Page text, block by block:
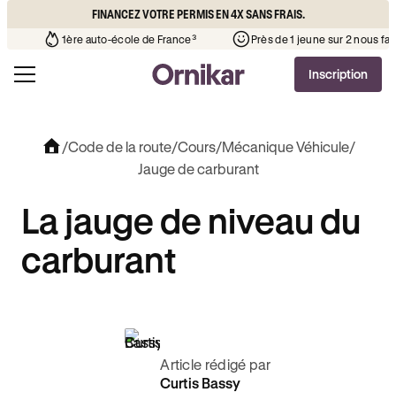
FINANCEZ VOTRE PERMIS EN 4X SANS FRAIS.
école de votre quartier¹ 1ère auto-école de France³
Inscription
/Code de la route/Cours/Mécanique Véhicule/
Jauge de carburant
La jauge de niveau du
carburant
Article rédigé par
Curtis Bassy